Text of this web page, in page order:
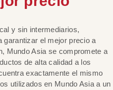
y sin intermediarios,
garantizar el mejor precio a
Mundo Asia se compromete a
de alta calidad a los
exactamente el mismo
utilizados en Mundo Asia a un